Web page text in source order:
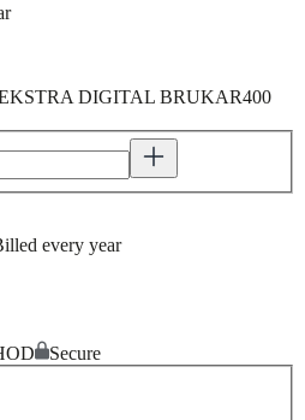
DIGITAL BRUKAR400
every year
Secure